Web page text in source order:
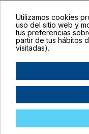
Utilizamos cookies
uso del sitio web y
tus preferencias
partir de tus hábitos
visitadas).